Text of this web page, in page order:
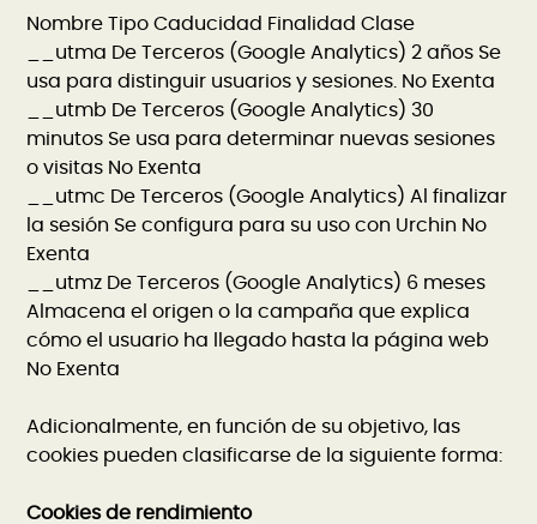
Nombre Tipo Caducidad Finalidad Clase
__utma De Terceros (Google Analytics) 2 años Se
usa para distinguir usuarios y sesiones. No Exenta
__utmb De Terceros (Google Analytics) 30
minutos Se usa para determinar nuevas sesiones
o visitas No Exenta
__utmc De Terceros (Google Analytics) Al finalizar
la sesión Se configura para su uso con Urchin No
Exenta
__utmz De Terceros (Google Analytics) 6 meses
Almacena el origen o la campaña que explica
cómo el usuario ha llegado hasta la página web
No Exenta
Adicionalmente, en función de su objetivo, las
cookies pueden clasificarse de la siguiente forma:
Cookies de rendimiento